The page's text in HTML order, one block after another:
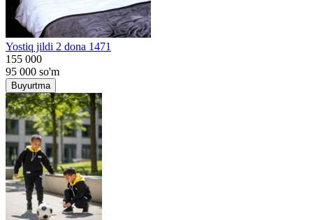
Yostiq jildi 2 dona 1471
155 000
95 000 so'm
Buyurtma